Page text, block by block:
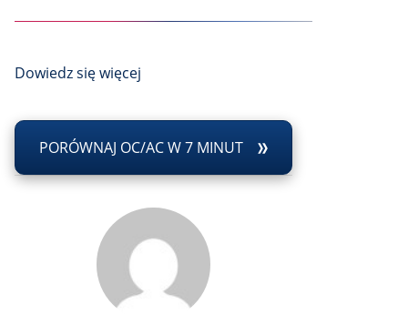
Dowiedz się więcej
PORÓWNAJ OC/AC W 7 MINUT